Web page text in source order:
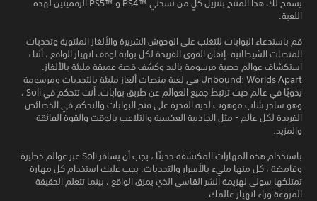
يسمح لك هذا المنتج بتنزيل كلٍ من نسختي PS4™‎ و PS5™‎ الرقميتين لهذه
اللعبة.
قم باستدعاء البوابات للتغلب على الوحوش الشريرة والألغاز الملتوية وتحديات
المنصات الشيطانية. إتقان القوى الفريدة لكل بوابة لوقف انهيار الواقع ، أثناء
استكشاف عوالم خصبة مرسومة باليد وكشف قصة عميقة مليئة بالألغاز.
Unbound: Worlds Apart هي لعبة منصات ألغاز مليئة بالتحديات ومرسومة
يدويًا في عالم حيث ترتبط جميع العوالم عن طريق بوابات. أنت تتحكم في Soli ،
وهو ساحر شاب موهوب لديه القدرة على فتح البوابات والتحكم في الخصائص
الفريدة لكل عالم - مثل الجاذبية العكسية والتلاعب بالوقت والقوة الفائقة
والمزيد.
باستخدام هذه المهارات المكتشفة حديثًا ، يجب أن يسافر Soli عبر عوالم خطيرة
وغامضة ، كل منها مليء بالأسرار والتحديات. يجب عليك استخدام كل مهارة
تمتلكها سولي لهزيمة الشر القاسي الذي يمزق الواقع ، بينما تتعلم الحقيقة
المروعة وراء انهيار عالمك.